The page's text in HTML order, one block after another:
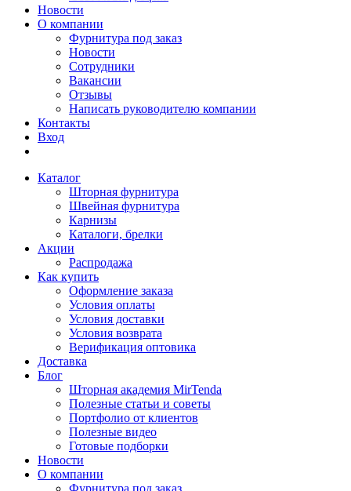
Новости
О компании
Фурнитура под заказ
Новости
Сотрудники
Вакансии
Отзывы
Написать руководителю компании
Контакты
Вход
Каталог
Шторная фурнитура
Швейная фурнитура
Карнизы
Каталоги, брелки
Акции
Распродажа
Как купить
Оформление заказа
Условия оплаты
Условия доставки
Условия возврата
Верификация оптовика
Доставка
Блог
Шторная академия MirTenda
Полезные статьи и советы
Портфолио от клиентов
Полезные видео
Готовые подборки
Новости
О компании
Фурнитура под заказ